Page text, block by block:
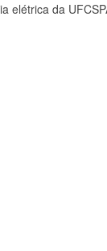
elétrica da